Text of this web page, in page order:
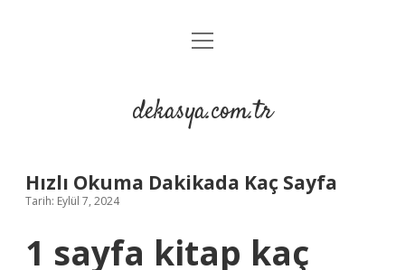
Anasayfa
Yasal Uyarı
menüyü
dekasya.com.tr
Hızlı Okuma Dakikada Kaç Sayfa
Tarih: Eylül 7, 2024
1 sayfa kitap kaç